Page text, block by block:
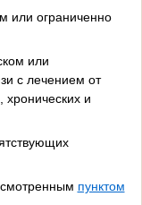
или ограниченно
или
с лечением от
хронических и
пунктом